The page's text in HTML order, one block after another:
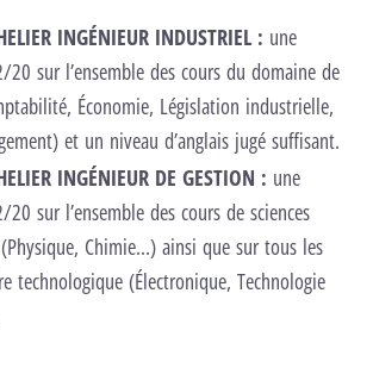
INGÉNIEUR INDUSTRIEL : une
20 sur l’ensemble des cours du domaine de
Économie, Législation industrielle,
et un niveau d’anglais jugé suffisant.
INGÉNIEUR DE GESTION : une
sur l’ensemble des cours de sciences
Chimie...) ainsi que sur tous les
technologique (Électronique, Technologie